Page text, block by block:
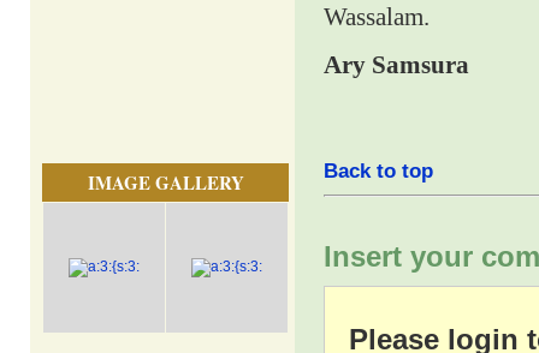
IMAGE GALLERY
Wassalam.
Ary Samsura
Back to top
Insert your
Please login